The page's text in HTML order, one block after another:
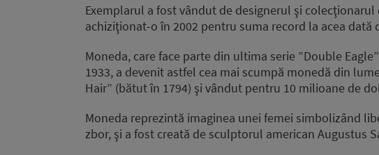
Exemplarul a fost vândut de designerul şi
achiziţionat-o în 2002 pentru suma record la acea dată
Moneda, care face parte din ultima serie ”Double
1933, a devenit astfel cea mai scumpă monedă din
Hair” (bătut în 1794) şi vândut pentru 10 milioane de
Moneda reprezintă imaginea unei femei simbolizând
zbor, şi a fost creată de sculptorul american Augustus